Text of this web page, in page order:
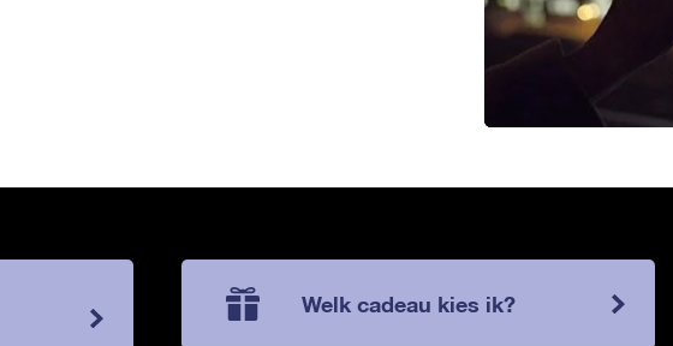
Welk cadeau kies ik?